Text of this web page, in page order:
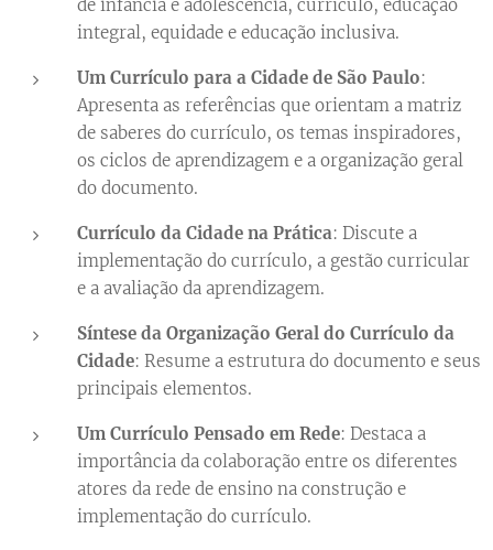
de infância e adolescência, currículo, educação
integral, equidade e educação inclusiva.
Um Currículo para a Cidade de São Paulo:
Apresenta as referências que orientam a matriz
de saberes do currículo, os temas inspiradores,
os ciclos de aprendizagem e a organização geral
do documento.
Currículo da Cidade na Prática: Discute a
implementação do currículo, a gestão curricular
e a avaliação da aprendizagem.
Síntese da Organização Geral do Currículo da
Cidade: Resume a estrutura do documento e seus
principais elementos.
Um Currículo Pensado em Rede: Destaca a
importância da colaboração entre os diferentes
atores da rede de ensino na construção e
implementação do currículo.